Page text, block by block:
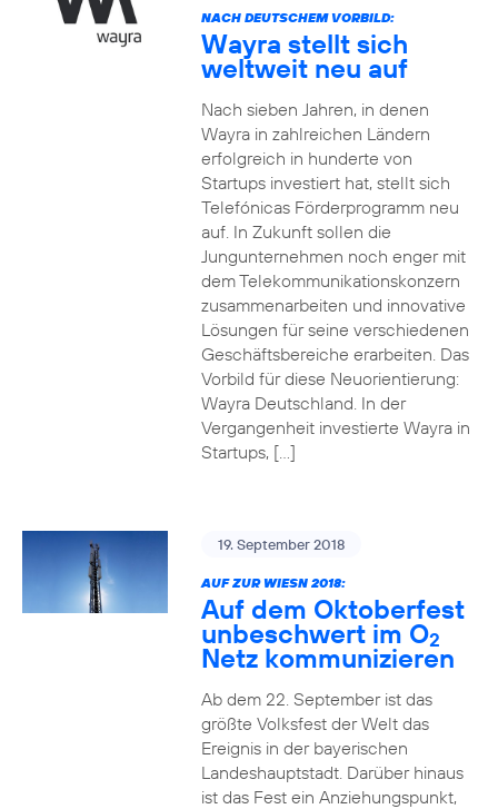
NACH DEUTSCHEM VORBILD:
Wayra stellt sich
weltweit neu auf
Nach sieben Jahren, in denen
Wayra in zahlreichen Ländern
erfolgreich in hunderte von
Startups investiert hat, stellt sich
Telefónicas Förderprogramm neu
auf. In Zukunft sollen die
Jungunternehmen noch enger mit
dem Telekommunikationskonzern
zusammenarbeiten und innovative
Lösungen für seine verschiedenen
Geschäftsbereiche erarbeiten. Das
Vorbild für diese Neuorientierung:
Wayra Deutschland. In der
Vergangenheit investierte Wayra in
Startups, […]
19. September 2018
AUF ZUR WIESN 2018:
Auf dem Oktoberfest
unbeschwert im O2
Netz kommunizieren
Ab dem 22. September ist das
größte Volksfest der Welt das
Ereignis in der bayerischen
Landeshauptstadt. Darüber hinaus
ist das Fest ein Anziehungspunkt,